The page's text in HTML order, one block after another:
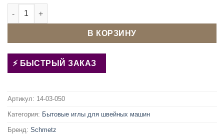
Количество товара Иглы для швейных машин - двойные
В КОРЗИНУ
БЫСТРЫЙ ЗАКАЗ
Артикул: 14-03-050
Категория: Бытовые иглы для швейных машин
Бренд: Schmetz